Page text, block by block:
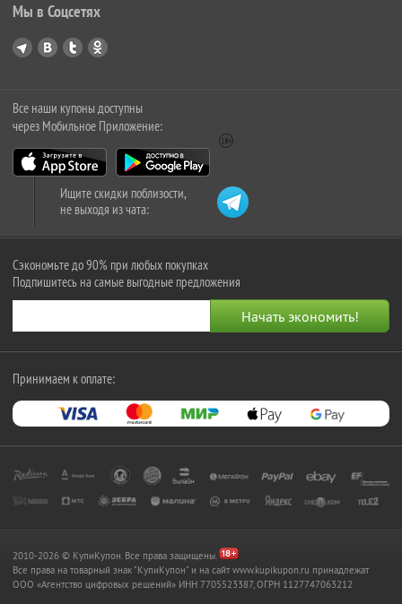
Мы в Соцсетях
Все наши купоны доступны
через Мобильное Приложение:
Ищите скидки поблизости,
не выходя из чата:
Сэкономьте до 90% при любых покупках
Подпишитесь на самые выгодные предложения
Принимаем к оплате:
2010-2026 © КупиКупон. Все права защищены.
Все права на товарный знак "КупиКупон" и на сайт www.kupikupon.ru принадлежат
OOO «Агентство цифровых решений» ИНН 7705523387, ОГРН 1127747063212